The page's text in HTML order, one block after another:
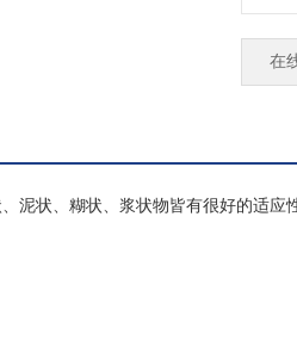
在
泥状、糊状、浆状物皆有很好的适